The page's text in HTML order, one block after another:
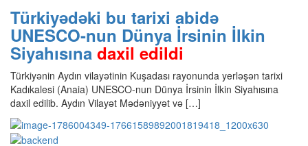
Türkiyədəki bu tarixi abidə
UNESCO-nun Dünya İrsinin İlkin
Siyahısına daxil edildi
Türkiyənin Aydın vilayətinin Kuşadası rayonunda yerləşən tarixi
Kadıkalesi (Anaia) UNESCO-nun Dünya İrsinin İlkin Siyahısına
daxil edilib. Aydın Vilayət Mədəniyyət və […]